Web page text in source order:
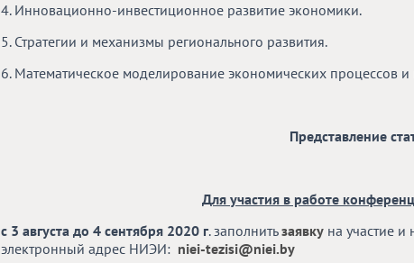
4. Инновационно-инвестиционное развитие экономики.
5. Стратегии и механизмы регионального развития.
6. Математическое моделирование экономических процессов
Представление
Для участия в работе
с 3 августа до 4 сентября 2020 г. заполнитьзаявку на участие и
электронный адрес НИЭИ: niei-tezisi@niei.by